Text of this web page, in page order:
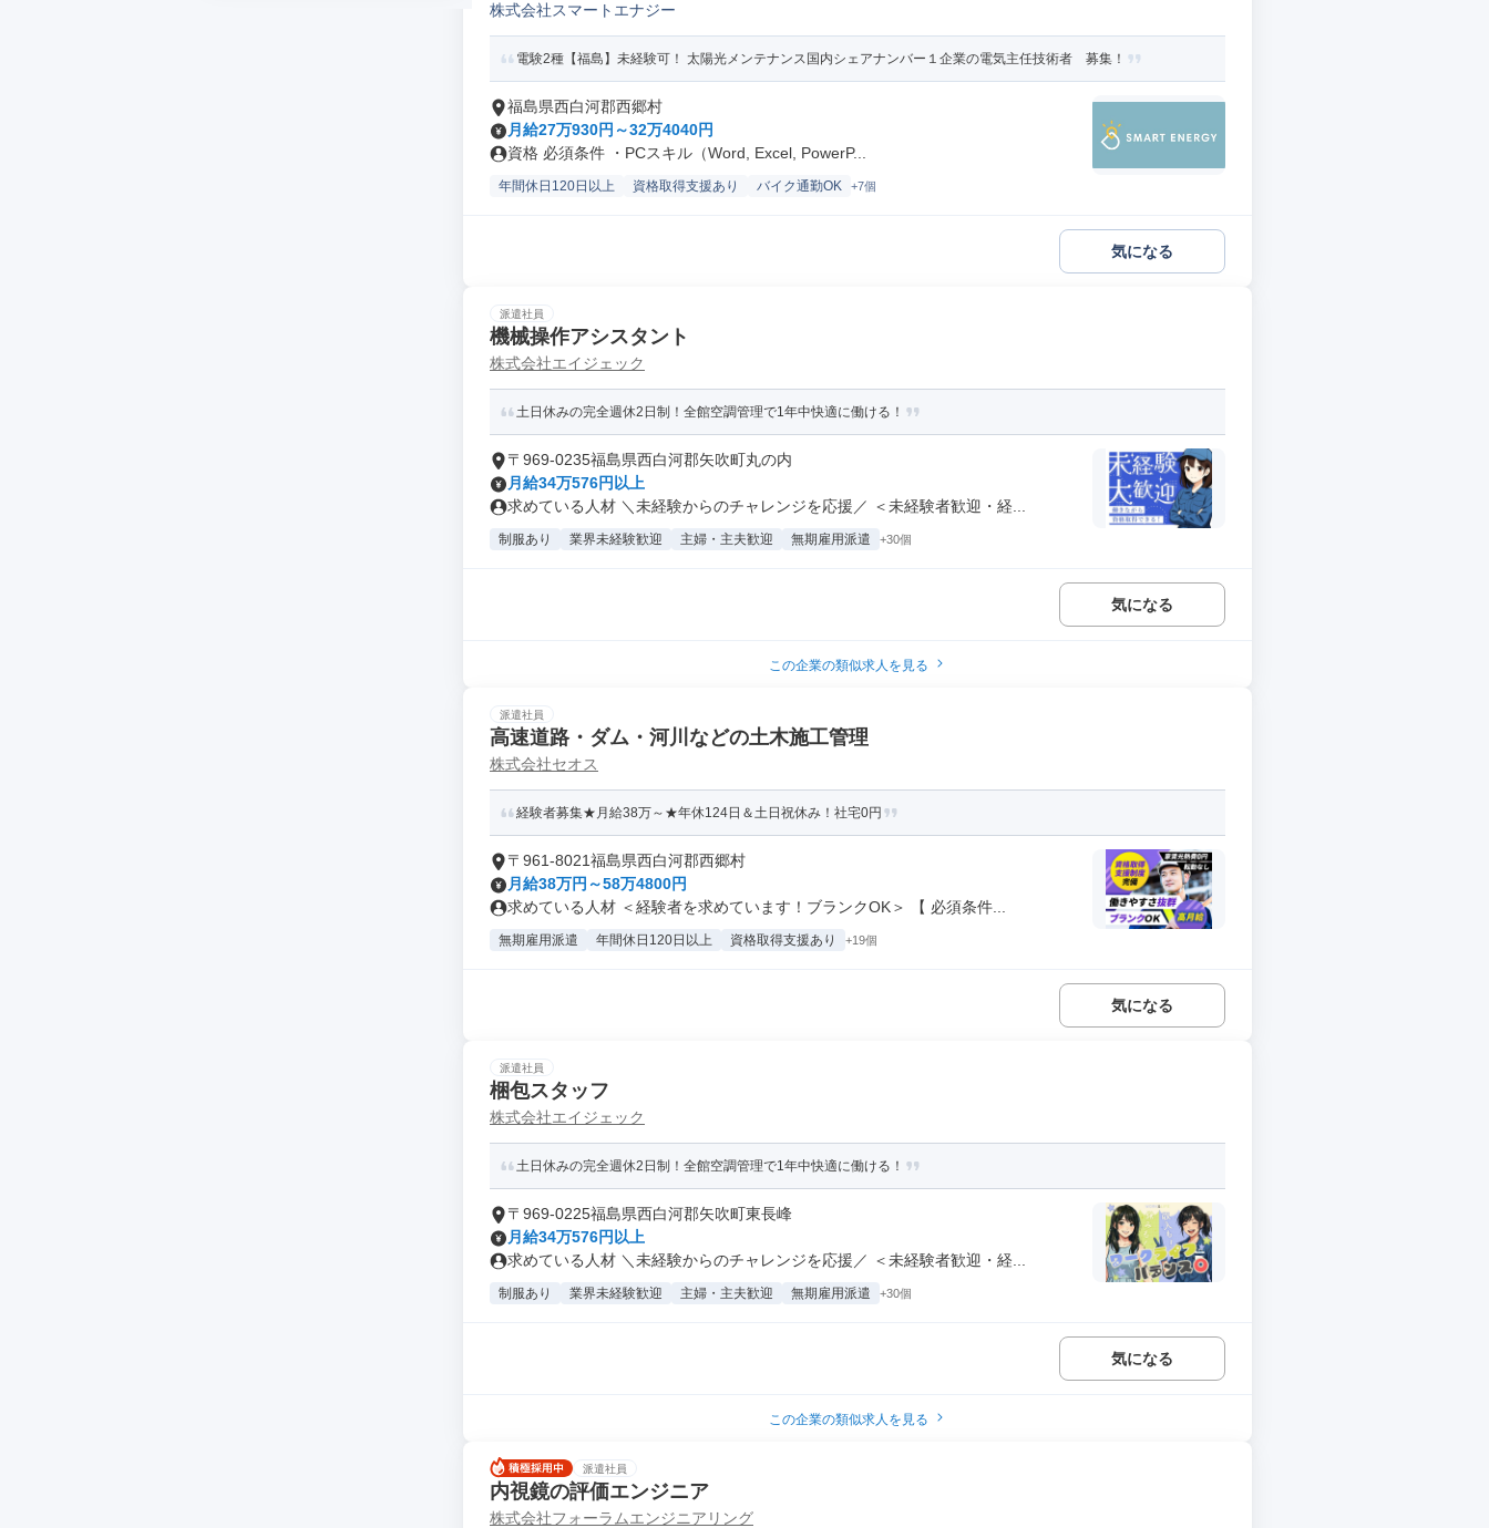
株式会社スマートエナジー
電験2種【福島】未経験可！ 太陽光メンテナンス国内シェアナンバー１企業の電気主任技術者 募集！
福島県西白河郡西郷村
月給27万930円～32万4040円
資格 必須条件 ・PCスキル（Word, Excel, PowerP...
年間休日120日以上 資格取得支援あり バイク通勤OK +7個
気になる
派遣社員
機械操作アシスタント
株式会社エイジェック
土日休みの完全週休2日制！全館空調管理で1年中快適に働ける！
〒969-0235福島県西白河郡矢吹町丸の内
月給34万576円以上
求めている人材 ＼未経験からのチャレンジを応援／ ＜未経験者歓迎・経...
制服あり 業界未経験歓迎 主婦・主夫歓迎 無期雇用派遣 +30個
気になる
この企業の類似求人を見る
派遣社員
高速道路・ダム・河川などの土木施工管理
株式会社セオス
経験者募集★月給38万～★年休124日＆土日祝休み！社宅0円
〒961-8021福島県西白河郡西郷村
月給38万円～58万4800円
求めている人材 ＜経験者を求めています！ブランクOK＞ 【 必須条件...
無期雇用派遣 年間休日120日以上 資格取得支援あり +19個
気になる
派遣社員
梱包スタッフ
株式会社エイジェック
土日休みの完全週休2日制！全館空調管理で1年中快適に働ける！
〒969-0225福島県西白河郡矢吹町東長峰
月給34万576円以上
求めている人材 ＼未経験からのチャレンジを応援／ ＜未経験者歓迎・経...
制服あり 業界未経験歓迎 主婦・主夫歓迎 無期雇用派遣 +30個
気になる
この企業の類似求人を見る
派遣社員
内視鏡の評価エンジニア
株式会社フォーラムエンジニアリング